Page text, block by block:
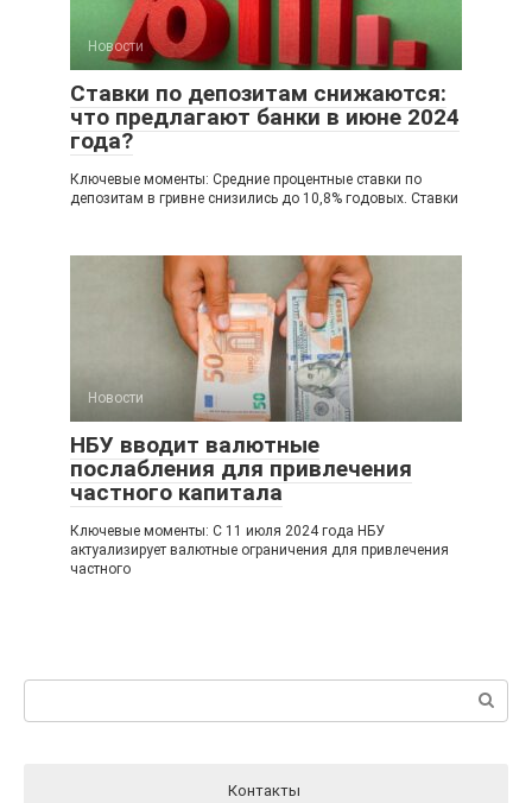
Новости
Ставки по депозитам снижаются:
что предлагают банки в июне 2024
года?
Ключевые моменты: Средние процентные ставки по
депозитам в гривне снизились до 10,8% годовых. Ставки
Новости
НБУ вводит валютные
послабления для привлечения
частного капитала
Ключевые моменты: С 11 июля 2024 года НБУ
актуализирует валютные ограничения для привлечения
частного
Поиск:
Контакты